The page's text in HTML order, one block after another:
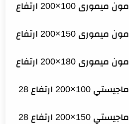
سعر مرتبة الدورا مون ميمورى 100×200 ارتفاع
سعر مرتبة الدورا مون ميمورى 150×200 ارتفاع
سعر مرتبة الدورا مون ميمورى 180×200 ارتفاع
سعر مرتبة الدورا ماجيستي 100×200 ارتفاع 28
سعر مرتبة الدورا ماجيستي 150×200 ارتفاع 28